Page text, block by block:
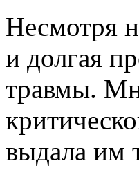
Несмотря
и долгая
травмы.
выдала им